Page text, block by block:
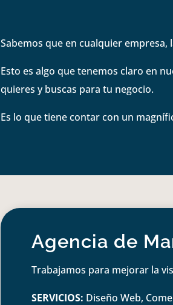
Sabemos que en cualquier
Esto es algo que tenemos claro en
quieres y buscas para tu negocio.
Es lo que tiene contar con un
Agencia de
Trabajamos para mejorar la
SERVICIOS: Diseño Web,